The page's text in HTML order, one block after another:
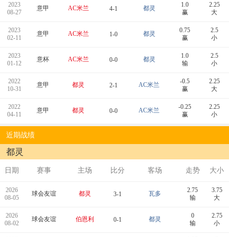
2023
08-27
意甲 AC米兰 4-1 都灵
1.0
赢
2.25
大
2023
02-11
意甲 AC米兰 1-0 都灵
0.75
赢
2.5
小
2023
01-12
意杯 AC米兰 0-0 都灵
1.0
输
2.5
小
2022
10-31
意甲 都灵 2-1 AC米兰
-0.5
赢
2.25
大
2022
04-11
意甲 都灵 0-0 AC米兰
-0.25
赢
2.25
小
近期战绩
都灵
日期 赛事 主场 比分 客场 走势 大小
2026
08-05
球会友谊 都灵 3-1 瓦多
2.75
输
3.75
大
2026
08-02
球会友谊 伯恩利 0-1 都灵
0
输
2.75
小